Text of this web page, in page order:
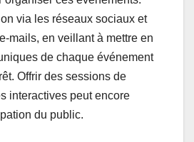
via les réseaux sociaux et
mails, en veillant à mettre en
de chaque événement
Offrir des sessions de
interactives peut encore
du public.